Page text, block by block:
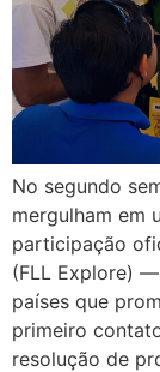
No segundo
mergulham em
participação
(FLL Explore)
países que
primeiro
resolução de